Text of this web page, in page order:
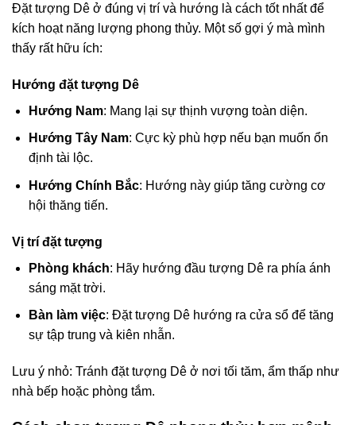
Đặt tượng Dê ở đúng vị trí và hướng là cách tốt nhất để
kích hoạt năng lượng phong thủy. Một số gợi ý mà mình
thấy rất hữu ích:
Hướng đặt tượng Dê
Hướng Nam: Mang lại sự thịnh vượng toàn diện.
Hướng Tây Nam: Cực kỳ phù hợp nếu bạn muốn ổn
định tài lộc.
Hướng Chính Bắc: Hướng này giúp tăng cường cơ
hội thăng tiến.
Vị trí đặt tượng
Phòng khách: Hãy hướng đầu tượng Dê ra phía ánh
sáng mặt trời.
Bàn làm việc: Đặt tượng Dê hướng ra cửa sổ để tăng
sự tập trung và kiên nhẫn.
Lưu ý nhỏ: Tránh đặt tượng Dê ở nơi tối tăm, ẩm thấp như
nhà bếp hoặc phòng tắm.